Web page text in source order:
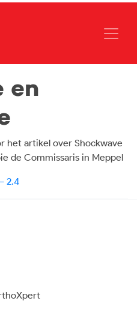
en
het artikel over Shockwave
de Commissaris in Meppel
2.4